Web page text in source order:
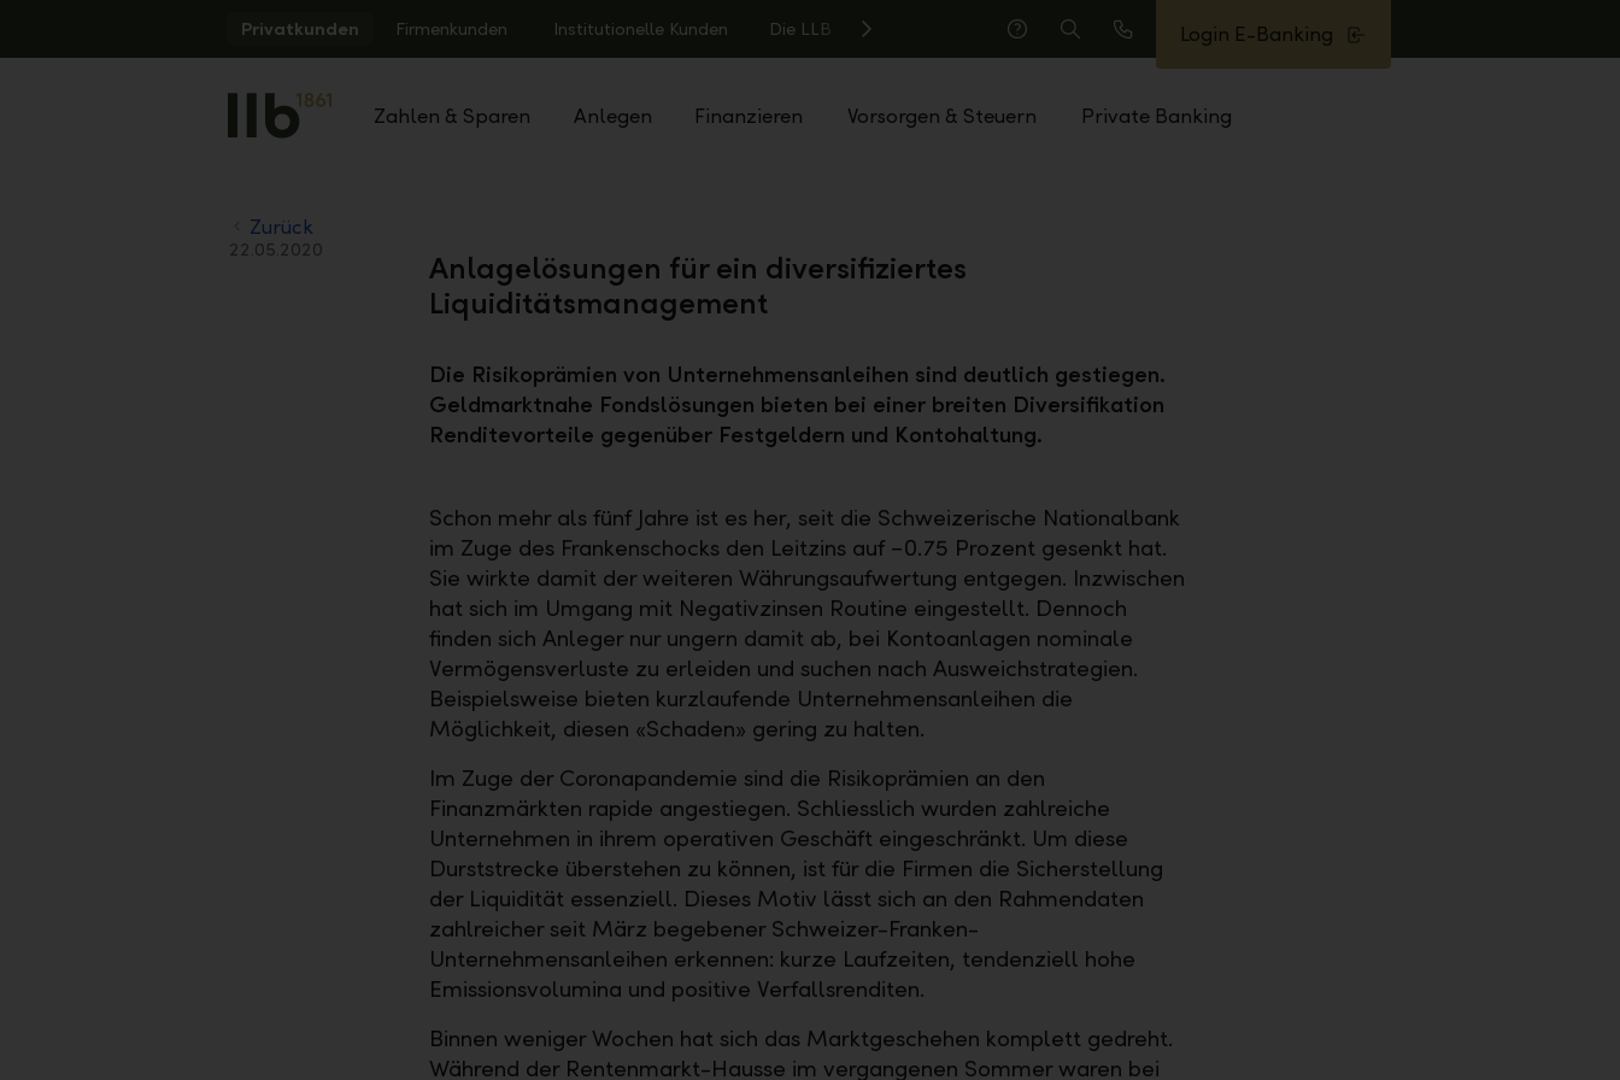
Privatkunden Firmenkunden Institutionelle Kunden Die LLB
Hilfe
Suche
Anrufen
Login E-Banking
Zahlen & Sparen Anlegen Finanzieren Vorsorgen & Steuern Private Banking
Zurück
22.05.2020
Anlagelösungen für ein diversifiziertes
Liquiditätsmanagement
Die Risikoprämien von Unternehmensanleihen sind deutlich gestiegen.
Geldmarktnahe Fondslösungen bieten bei einer breiten Diversifikation
Renditevorteile gegenüber Festgeldern und Kontohaltung.
Schon mehr als fünf Jahre ist es her, seit die Schweizerische Nationalbank
im Zuge des Frankenschocks den Leitzins auf −0.75 Prozent gesenkt hat.
Sie wirkte damit der weiteren Währungsaufwertung entgegen. Inzwischen
hat sich im Umgang mit Negativzinsen Routine eingestellt. Dennoch
finden sich Anleger nur ungern damit ab, bei Kontoanlagen nominale
Vermögensverluste zu erleiden und suchen nach Ausweichstrategien.
Beispielsweise bieten kurzlaufende Unternehmensanleihen die
Möglichkeit, diesen «Schaden» gering zu halten.
Im Zuge der Coronapandemie sind die Risikoprämien an den
Finanzmärkten rapide angestiegen. Schliesslich wurden zahlreiche
Unternehmen in ihrem operativen Geschäft eingeschränkt. Um diese
Durststrecke überstehen zu können, ist für die Firmen die Sicherstellung
der Liquidität essenziell. Dieses Motiv lässt sich an den Rahmendaten
zahlreicher seit März begebener Schweizer-Franken-
Unternehmensanleihen erkennen: kurze Laufzeiten, tendenziell hohe
Emissionsvolumina und positive Verfallsrenditen.
Binnen weniger Wochen hat sich das Marktgeschehen komplett gedreht.
Während der Rentenmarkt-Hausse im vergangenen Sommer waren bei